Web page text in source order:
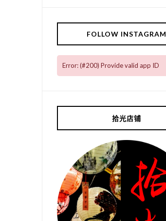
FOLLOW INSTAGRAM
Error: (#200) Provide valid app ID
拾光店铺